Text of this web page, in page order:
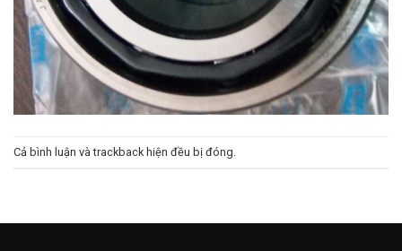
Cả bình luận và trackback hiện đều bị đóng.